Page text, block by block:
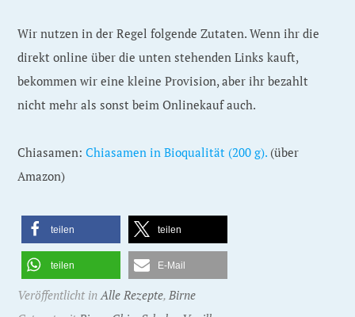
Wir nutzen in der Regel folgende Zutaten. Wenn ihr die
direkt online über die unten stehenden Links kauft,
bekommen wir eine kleine Provision, aber ihr bezahlt
nicht mehr als sonst beim Onlinekauf auch.
Chiasamen:Chiasamen in Bioqualität (200 g). (über
Amazon)
teilen teilen
teilen E-Mail
Veröffentlicht in Alle Rezepte, Birne